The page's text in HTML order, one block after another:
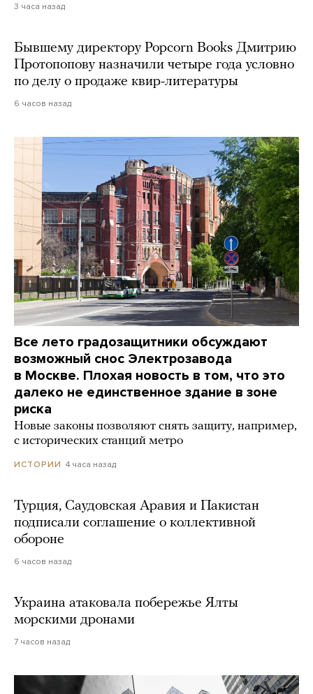
3 часа назад
Бывшему директору Popcorn Books Дмитрию
Протопопову назначили четыре года условно
по делу о продаже квир-литературы
6 часов назад
Все лето градозащитники обсуждают
возможный снос Электрозавода
в Москве. Плохая новость в том, что это
далеко не единственное здание в зоне
риска
Новые законы позволяют снять защиту, например,
с исторических станций метро
ИСТОРИИ 4 часа назад
Турция, Саудовская Аравия и Пакистан
подписали соглашение о коллективной
обороне
6 часов назад
Украина атаковала побережье Ялты
морскими дронами
7 часов назад